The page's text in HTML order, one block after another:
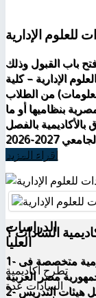
للعلوم الإدارية
باب القبول وذلك
الإدارية – كلية
من الطلاب
بنظاميها أو ما
بالأكاديمية بالفصل
اقراء المزيد
السادات ؟
1- أكاديمية السادات هى أول أكاديمية حكومية متخصصة فى
2- تضم الأكاديمية بين جدرانها واحدة من أفضل هيئات التدريس
الدراسات
العليا
تطرح أكاديمية
السادات عدة